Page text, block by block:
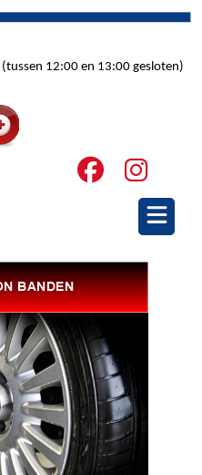
12:00 en 13:00 gesloten)